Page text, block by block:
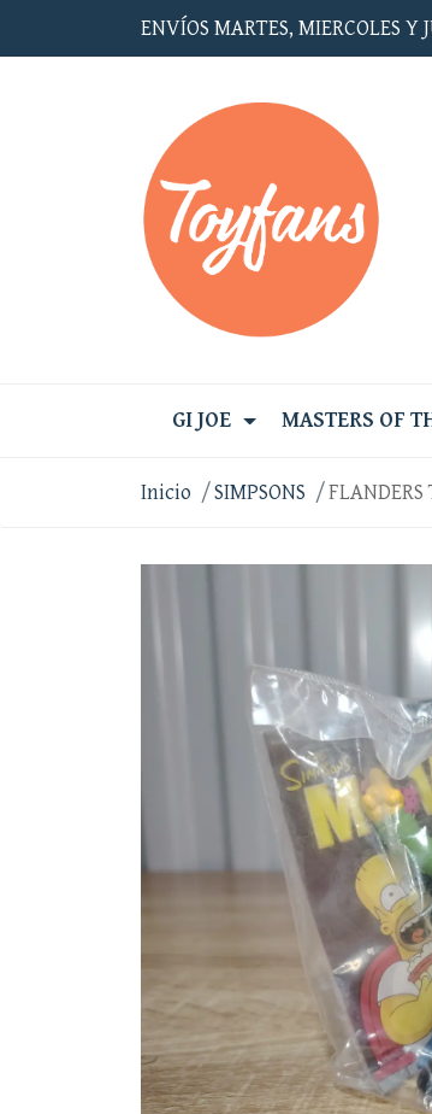
ENVÍOS MARTES, MIERCOLES Y
GI JOE MASTERS OF
Inicio SIMPSONS